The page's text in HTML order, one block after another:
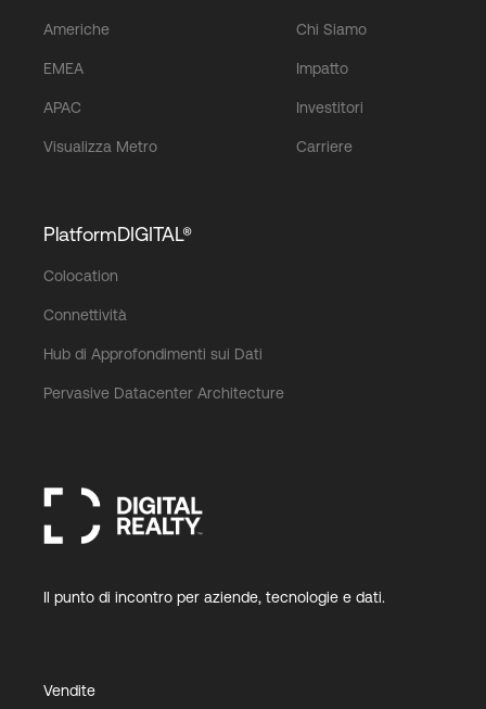
Americhe
EMEA
APAC
Visualizza Metro
Chi Siamo
Impatto
Investitori
Carriere
PlatformDIGITAL®
Colocation
Connettività
Hub di Approfondimenti sui Dati
Pervasive Datacenter Architecture
Il punto di incontro per aziende, tecnologie e dati.
Vendite